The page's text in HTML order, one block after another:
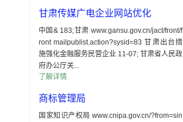
甘肃传媒广电企业网站优化
中国& 183;甘肃 www.gansu.gov.cn/jact/front/f
ront mailpublist.action?sysid=83 甘肃出台措
施强化金融服务民营企业 11-07; 甘肃省人民政
府办公厅关...
了解详情
商标管理局
国家知识产权局 www.cnipa.gov.cn/?from=sin